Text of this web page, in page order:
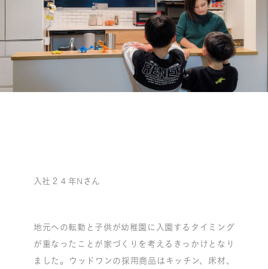
入社２４年Nさん
地元への転勤と子供が幼稚園に入園するタイミング
が重なったことが家づくりを考えるきっかけとなり
ました。ウッドワンの採用商品はキッチン、床材、